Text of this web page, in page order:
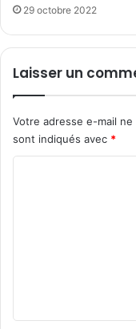
l
e
p
l
s
c
o
C
29 octobre 2022
Laisser un
Votre adresse e-mail
sont indiqués avec *